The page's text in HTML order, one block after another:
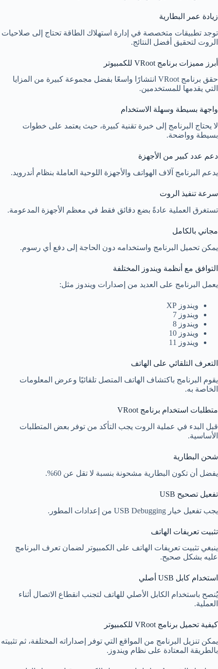
زيادة عمر البطارية
توجد تطبيقات متخصصة في إدارة استهلاك الطاقة تحتاج إلى صلاحيات
الروت لتحقيق أفضل النتائج.
أبرز مميزات برنامج VRoot للكمبيوتر
حقق برنامج VRoot انتشارًا واسعًا بفضل مجموعة كبيرة من المزايا
التي يقدمها للمستخدمين.
واجهة بسيطة وسهلة الاستخدام
لا يحتاج البرنامج إلى خبرة تقنية كبيرة، حيث يعتمد على خطوات
بسيطة وواضحة.
دعم عدد كبير من الأجهزة
يدعم البرنامج آلاف الهواتف والأجهزة اللوحية العاملة بنظام أندرويد.
سرعة تنفيذ الروت
تستغرق العملية عادةً بضع دقائق فقط في معظم الأجهزة المدعومة.
مجاني بالكامل
يمكن تحميل البرنامج واستخدامه دون الحاجة إلى دفع أي رسوم.
التوافق مع أنظمة ويندوز المختلفة
يعمل البرنامج على العديد من إصدارات ويندوز مثل:
ويندوز XP
ويندوز 7
ويندوز 8
ويندوز 10
ويندوز 11
التعرف التلقائي على الهاتف
يقوم البرنامج باكتشاف الهاتف المتصل تلقائيًا وعرض المعلومات
الخاصة به.
متطلبات استخدام برنامج VRoot
قبل البدء في عملية الروت يجب التأكد من توفر بعض المتطلبات
الأساسية.
شحن البطارية
يفضل أن تكون البطارية مشحونة بنسبة لا تقل عن 60%.
تفعيل تصحيح USB
يجب تفعيل خيار USB Debugging من إعدادات المطور.
تثبيت تعريفات الهاتف
ينبغي تثبيت تعريفات الهاتف على الكمبيوتر لضمان تعرف البرنامج
عليه بشكل صحيح.
استخدام كابل USB أصلي
يُنصح باستخدام الكابل الأصلي للهاتف لتجنب انقطاع الاتصال أثناء
العملية.
كيفية تحميل برنامج VRoot للكمبيوتر
يمكن تنزيل البرنامج من المواقع التي توفر إصداراته المختلفة، ثم تثبيته
بالطريقة المعتادة على نظام ويندوز.